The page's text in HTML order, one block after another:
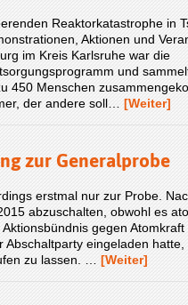
Reaktorkatastrophe in
Aktionen und
im Kreis Karlsruhe war die
und
450 Menschen
der andere soll… [Weiter]
zur Generalprobe
erstmal nur zur Probe.
abzuschalten, obwohl es
gegen
eingeladen
zu lassen. … [Weiter]